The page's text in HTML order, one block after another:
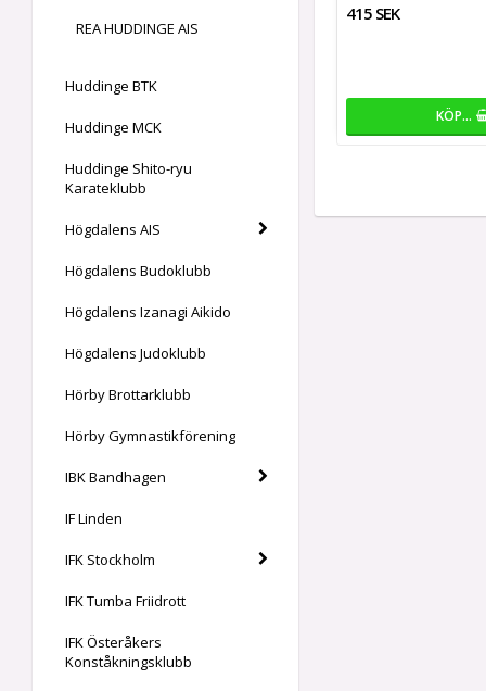
REA HUDDINGE AIS
Huddinge BTK
Huddinge MCK
Huddinge Shito-ryu
Karateklubb
Högdalens AIS
Högdalens Budoklubb
Högdalens Izanagi Aikido
Högdalens Judoklubb
Hörby Brottarklubb
Hörby Gymnastikförening
IBK Bandhagen
IF Linden
IFK Stockholm
IFK Tumba Friidrott
IFK Österåkers
Konståkningsklubb
415 SEK
KÖP…